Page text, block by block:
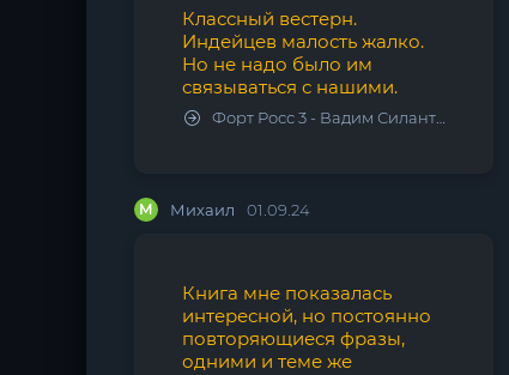
Классный вестерн.
Индейцев малость жалко.
Но не надо было им
связываться с нашими.
Форт Росс 3 - Вадим Силантьев
М Михаил 01.09.24
Книга мне показалась
интересной, но постоянно
повторяющиеся фразы,
одними и теме же